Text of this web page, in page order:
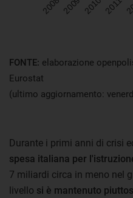
FONTE: elaborazione
Eurostat
(ultimo aggiornamento:
Durante i primi anni di crisi
spesa italiana per
7 miliardi circa in meno nel
livello si è mantenuto